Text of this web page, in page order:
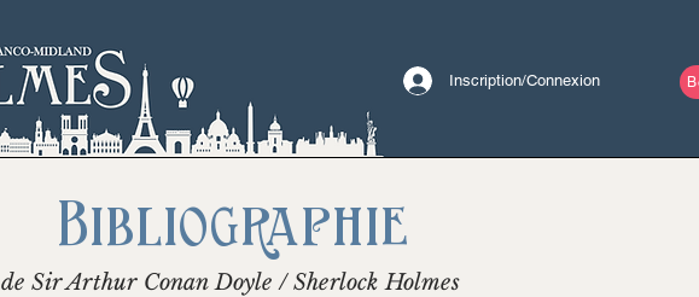
Inscription/Connexion
Bibliographie
de Sir Arthur Conan Doyle / Sherlock Holmes